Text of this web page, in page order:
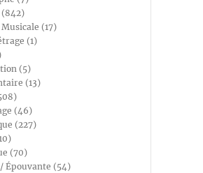
(842)
(17)
(1)
(5)
(13)
(46)
(227)
(70)
Épouvante (54)